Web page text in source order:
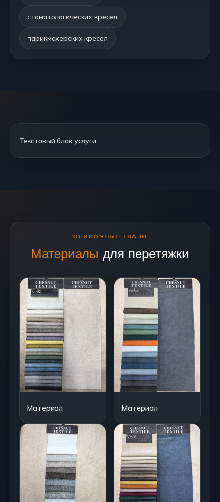
стоматологических кресел
парикмахерских кресел
Текстовый блок услуги
ОБИВОЧНЫЕ ТКАНИ
Материалы для перетяжки
Материал Материал